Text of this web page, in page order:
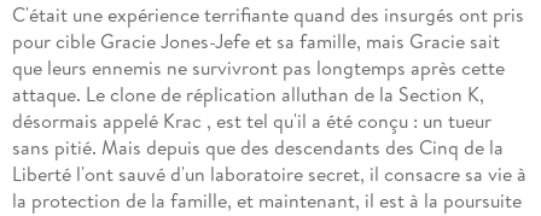
C'était une expérience terrifiante quand des insurgés ont pris
pour cible Gracie Jones-Jefe et sa famille, mais Gracie sait
que leurs ennemis ne survivront pas longtemps après cette
attaque. Le clone de réplication alluthan de la Section K,
désormais appelé Krac , est tel qu'il a été conçu : un tueur
sans pitié. Mais depuis que des descendants des Cinq de la
Liberté l'ont sauvé d'un laboratoire secret, il consacre sa vie à
la protection de la famille, et maintenant, il est à la poursuite